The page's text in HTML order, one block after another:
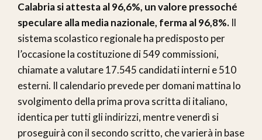
Calabria si attesta al 96,6%, un valore pressoché
speculare alla media nazionale, ferma al 96,8%. Il
sistema scolastico regionale ha predisposto per
l’occasione la costituzione di 549 commissioni,
chiamate a valutare 17.545 candidati interni e 510
esterni. Il calendario prevede per domani mattina lo
svolgimento della prima prova scritta di italiano,
identica per tutti gli indirizzi, mentre venerdì si
proseguirà con il secondo scritto, che varierà in base